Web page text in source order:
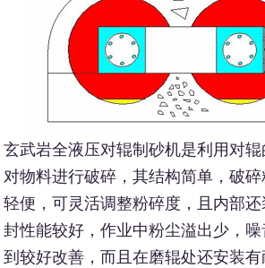
玄武岩全液压对辊制砂机是利用对
对物料进行破碎，其结构简单，破
轻便，可灵活调整粉碎度，且内部
封性能较好，作业中粉尘溢出少，
到较好改善，而且在磨辊处还安装